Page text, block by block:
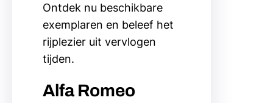
Ontdek nu beschikbare
exemplaren en beleef het
rijplezier uit vervlogen
tijden.
Alfa Romeo